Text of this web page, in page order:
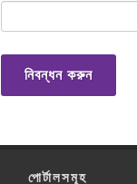
নিবন্ধন করুন
পোর্টালসমূহ